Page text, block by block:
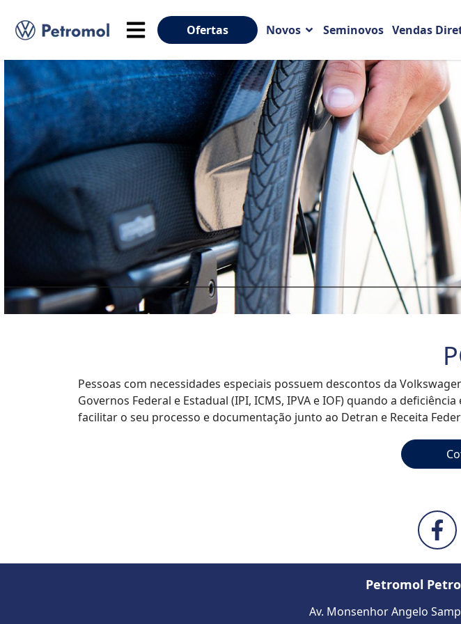
Ofertas Novos Seminovos Vendas
Pessoas com necessidades especiais possuem descontos da
Governos Federal e Estadual (IPI, ICMS, IPVA e IOF) quando a
facilitar o seu processo e documentação junto ao Detran e Receita
Petromol
Av. Monsenhor Angelo